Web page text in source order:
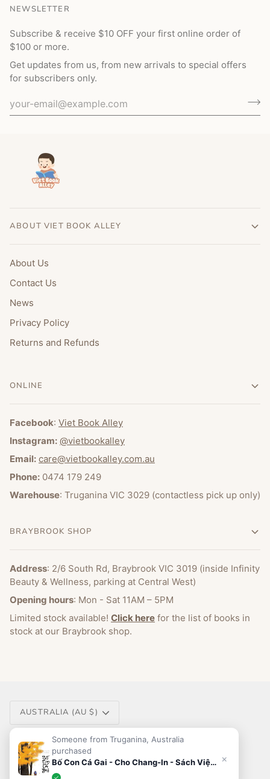
NEWSLETTER
Subscribe & receive $10 OFF your first online order of
$100 or more.
Get updates from us, from new arrivals to special offers
for subscribers only.
ABOUT VIET BOOK ALLEY
About Us
Contact Us
News
Privacy Policy
Returns and Refunds
ONLINE
Facebook: Viet Book Alley
Instagram: @vietbookalley
Email: care@vietbookalley.com.au
Phone: 0474 179 249
Warehouse: Truganina VIC 3029 (contactless pick up only)
BRAYBROOK SHOP
Address: 2/6 South Rd, Braybrook VIC 3019 (inside Infinity
Beauty & Wellness, parking at Central West)
Opening hours: Mon - Sat 11AM – 5PM
Limited stock available! Click here for the list of books in
stock at our Braybrook shop.
Currency
AUSTRALIA (AU $)
©VIET BOOK ALLEY2026 POWERED BY SHOPIFY
Someone from Truganina, Australia
purchased
Bố Con Cá Gai - Cho Chang-In - Sách Việt AU & NZ
✓
×